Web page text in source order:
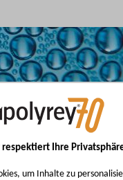
respektiert Ihre
um Inhalte zu